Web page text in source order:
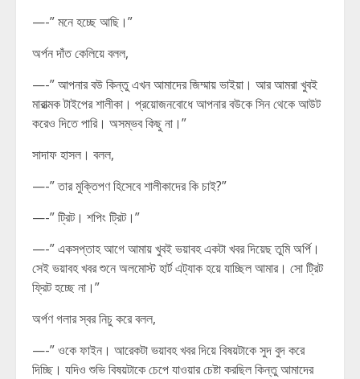
—-” মনে হচ্ছে আছি।”
অর্পন দাঁত কেলিয়ে বলল,
—-” আপনার বউ কিন্তু এখন আমাদের জিম্মায় ভাইয়া। আর আমরা খুবই
মারাত্মক টাইপের শালীকা। প্রয়োজনবোধে আপনার বউকে সিন থেকে আউট
করেও দিতে পারি। অসম্ভব কিছু না।”
সাদাফ হাসল। বলল,
—-” তার মুক্তিপণ হিসেবে শালীকাদের কি চাই?”
—-” ট্রিট। শপিং ট্রিট।”
—-” একসপ্তাহ আগে আমায় খুবই ভয়াবহ একটা খবর দিয়েছ তুমি অর্পি।
সেই ভয়াবহ খবর শুনে অলমোস্ট হার্ট এট্যাক হয়ে যাচ্ছিল আমার। সো ট্রিট
ফ্রিট হচ্ছে না।”
অর্পণ গলার স্বর নিচু করে বলল,
—-” ওকে ফাইন। আরেকটা ভয়াবহ খবর দিয়ে বিষয়টাকে সুদ বুদ করে
দিচ্ছি। যদিও শুভি বিষয়টাকে চেপে যাওয়ার চেষ্টা করছিল কিন্তু আমাদের